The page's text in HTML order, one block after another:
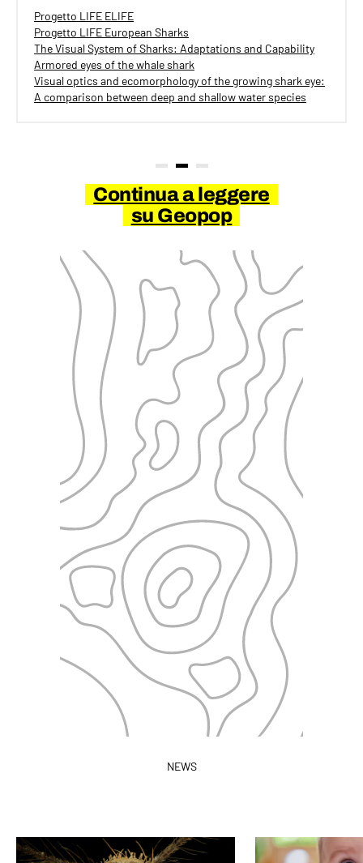
Progetto LIFE ELIFE
Progetto LIFE European Sharks
The Visual System of Sharks: Adaptations and Capability
Armored eyes of the whale shark
Visual optics and ecomorphology of the growing shark eye:
A comparison between deep and shallow water species
Continua a leggere
su Geopop
NEWS